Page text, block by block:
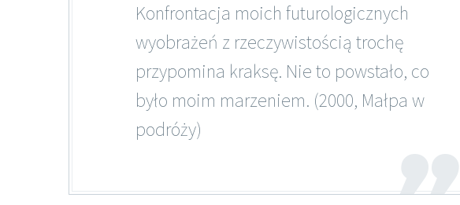
Konfrontacja moich futurologicznych
wyobrażeń z rzeczywistością trochę
przypomina kraksę. Nie to powstało, co
było moim marzeniem. (2000, Małpa w
podróży)